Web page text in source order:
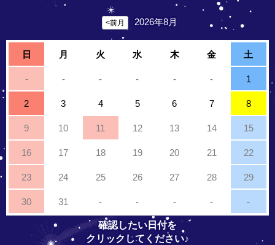
<前月 2026年8月
日 月 火 水 木 金 土
- - - - - - 1
2 3 4 5 6 7 8
9 10 11 12 13 14 15
16 17 18 19 20 21 22
23 24 25 26 27 28 29
30 31 - - - - -
確認したい日付を
クリックしてください♪